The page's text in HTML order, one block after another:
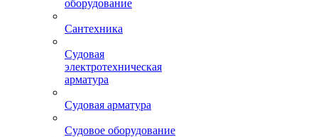
оборудование
Сантехника
Судовая
электротехническая
арматура
Судовая арматура
Судовое оборудование